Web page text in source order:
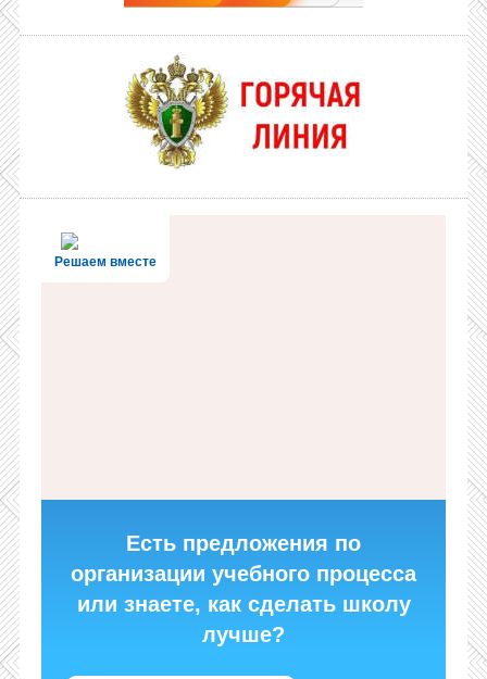
Решаем вместе
Есть предложения по
организации учебного процесса
или знаете, как сделать школу
лучше?